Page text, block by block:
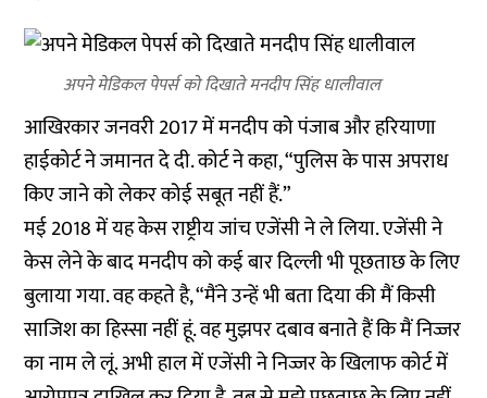
अपने मेडिकल पेपर्स को दिखाते मनदीप सिंह धालीवाल
आखिरकार जनवरी 2017 में मनदीप को पंजाब और हरियाणा
हाईकोर्ट ने जमानत दे दी. कोर्ट ने कहा, “पुलिस के पास अपराध
किए जाने को लेकर कोई सबूत नहीं हैं.”
मई 2018 में यह केस राष्ट्रीय जांच एजेंसी ने ले लिया. एजेंसी ने
केस लेने के बाद मनदीप को कई बार दिल्ली भी पूछताछ के लिए
बुलाया गया. वह कहते है, “मैंने उन्हें भी बता दिया की मैं किसी
साजिश का हिस्सा नहीं हूं. वह मुझपर दबाव बनाते हैं कि मैं निज्जर
का नाम ले लूं. अभी हाल में एजेंसी ने निज्जर के खिलाफ कोर्ट में